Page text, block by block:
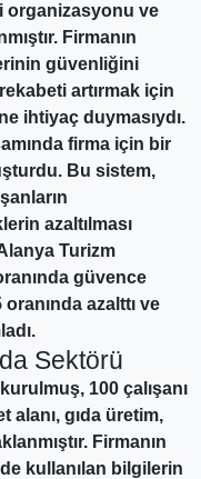
organizasyonu ve
Firmanın
güvenliğini
artırmak için
ihtiyaç duymasıydı.
firma için bir
Bu sistem,
azaltılması
Turizm
güvence
azalttı ve
Sektörü
100 çalışanı
alanı, gıda üretim,
Firmanın
kullanılan bilgilerin